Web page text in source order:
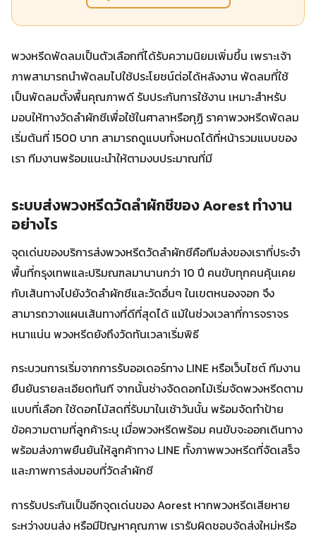
พวงหรีดพัดลมเป็นตัวเลือกที่ได้รับความนิยมเพิ่มขึ้น เพราะเจ้า
ภาพสามารถนำพัดลมไปใช้ประโยชน์ต่อได้หลังงาน พัดลมที่ใช้
เป็นพัดลมตั้งพื้นคุณภาพดี รับประกันการใช้งาน เหมาะสำหรับ
มอบให้ทางวัดลำผักชีเพื่อใช้ในศาลาหรือกุฏิ ราคาพวงหรีดพัดลม
เริ่มต้นที่ 1500 บาท สามารถดูแบบทั้งหมดได้ที่หน้ารวมแบบของ
เรา ทีมงานพร้อมแนะนำให้ตามงบประมาณที่มี
ระบบส่งพวงหรีดวัดลำผักชีของ Aorest ทำงาน
อย่างไร
จุดเด่นของบริการส่งพวงหรีดวัดลำผักชีคือทีมส่งของเราที่ประจำ
พื้นที่กรุงเทพและปริมณฑลมานานกว่า 10 ปี คนขับทุกคนคุ้นเคย
กับเส้นทางไปยังวัดลำผักชีและวัดอื่นๆ ในเขตหนองจอก จึง
สามารถวางแผนเส้นทางที่ดีที่สุดได้ แม้ในช่วงเวลาที่การจราจร
หนาแน่น พวงหรีดยังถึงวัดทันเวลาเริ่มพิธี
กระบวนการเริ่มจากการรับออเดอร์ทาง LINE หรือเว็บไซต์ ทีมงาน
ยืนยันรายละเอียดทันที จากนั้นช่างจัดดอกไม้เริ่มจัดพวงหรีดตาม
แบบที่เลือก ใช้ดอกไม้สดที่รับมาในเช้าวันนั้น พร้อมจัดทำป้าย
ข้อความตามที่ลูกค้าระบุ เมื่อพวงหรีดพร้อม คนขับจะออกเดินทาง
พร้อมส่งภาพยืนยันให้ลูกค้าทาง LINE ทั้งภาพพวงหรีดที่จัดเสร็จ
และภาพการส่งมอบที่วัดลำผักชี
การรับประกันเป็นอีกจุดเด่นของ Aorest หากพวงหรีดเสียหาย
ระหว่างขนส่ง หรือมีปัญหาคุณภาพ เรารับผิดชอบจัดส่งใหม่หรือ